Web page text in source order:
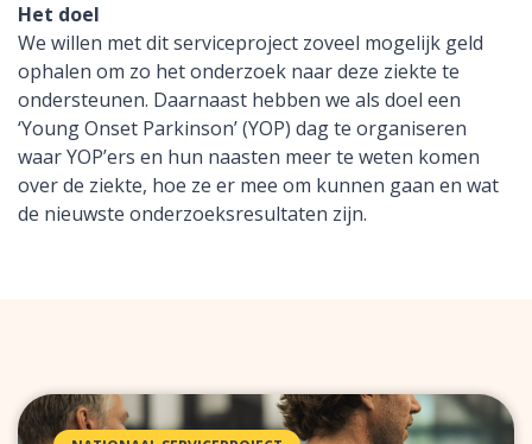
Het doel
We willen met dit serviceproject zoveel mogelijk geld
ophalen om zo het onderzoek naar deze ziekte te
ondersteunen. Daarnaast hebben we als doel een
‘Young Onset Parkinson’ (YOP) dag te organiseren
waar YOP’ers en hun naasten meer te weten komen
over de ziekte, hoe ze er mee om kunnen gaan en wat
de nieuwste onderzoeksresultaten zijn.